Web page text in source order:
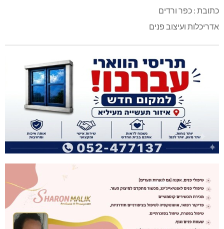
כתובת : כפר ורדים
אדריכלות ועיצוב פנים